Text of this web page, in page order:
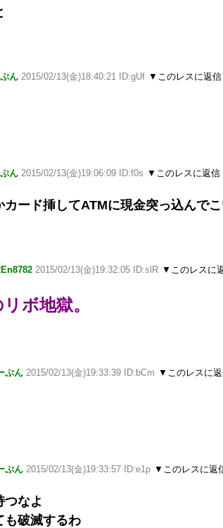
ん 2015/02/13(金)18:40:21 ID:gUf ▼このレスに返信
ん 2015/02/13(金)19:06:09 ID:f0s ▼このレスに返信
カード挿してATMに現金突っ込んで
2015/02/13(金)19:32:05 ID:slR ▼このレスに
ボ地獄。
ぷん 2015/02/13(金)19:33:39 ID:bCm ▼このレスに
ぷん 2015/02/13(金)19:33:57 ID:e1p ▼このレスに返
つなよ
も破滅するわ